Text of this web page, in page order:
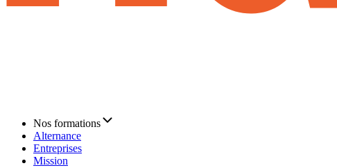
Nos formations
Alternance
Entreprises
Mission